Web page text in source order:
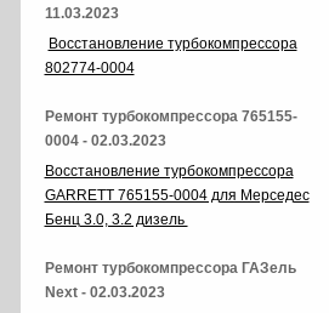
11.03.2023
Восстановление турбокомпрессора
802774-0004
Ремонт турбокомпрессора 765155-
0004 - 02.03.2023
Восстановление турбокомпрессора
GARRETT 765155-0004 для Мерседес
Бенц 3.0, 3.2 дизель
Ремонт турбокомпрессора ГАЗель
Next - 02.03.2023